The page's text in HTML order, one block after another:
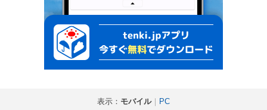
表示： モバイル｜ PC